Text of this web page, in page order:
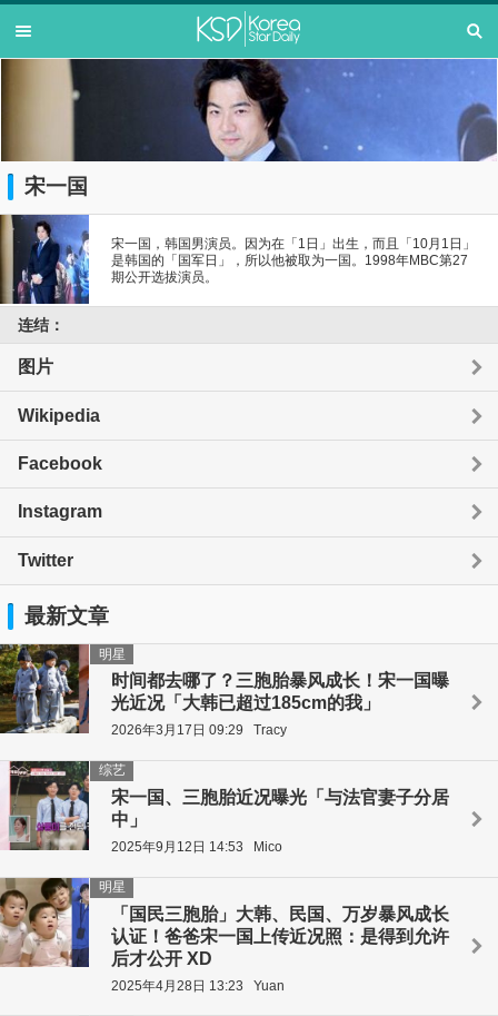
宋一国
宋一国，韩国男演员。因为在「1日」出生，而且「10月1日」
是韩国的「国军日」，所以他被取为一国。1998年MBC第27
期公开选拔演员。
连结：
图片
Wikipedia
Facebook
Instagram
Twitter
最新文章
时间都去哪了？三胞胎暴风成长！宋一国曝
光近况「大韩已超过185cm的我」
明星
2026年3月17日 09:29 Tracy
宋一国、三胞胎近况曝光「与法官妻子分居
中」
综艺
2025年9月12日 14:53 Mico
「国民三胞胎」大韩、民国、万岁暴风成长
认证！爸爸宋一国上传近况照：是得到允许
后才公开 XD
明星
2025年4月28日 13:23 Yuan